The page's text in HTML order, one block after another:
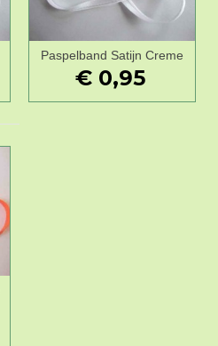
Paspelband Satijn Creme
€ 0,95